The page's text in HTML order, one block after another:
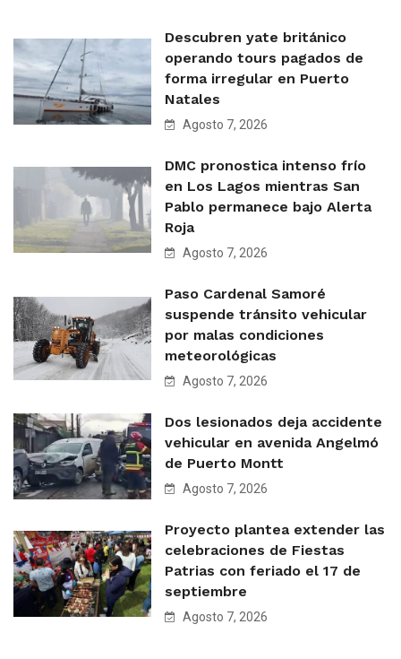
Descubren yate británico
operando tours pagados de
forma irregular en Puerto
Natales
Agosto 7, 2026
DMC pronostica intenso frío
en Los Lagos mientras San
Pablo permanece bajo Alerta
Roja
Agosto 7, 2026
Paso Cardenal Samoré
suspende tránsito vehicular
por malas condiciones
meteorológicas
Agosto 7, 2026
Dos lesionados deja accidente
vehicular en avenida Angelmó
de Puerto Montt
Agosto 7, 2026
Proyecto plantea extender las
celebraciones de Fiestas
Patrias con feriado el 17 de
septiembre
Agosto 7, 2026